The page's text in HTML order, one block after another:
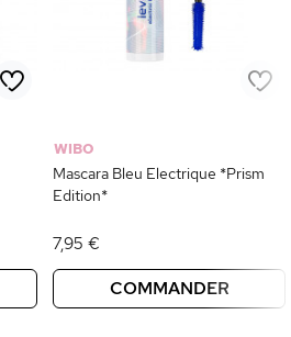
WIBO
Mascara Bleu Electrique *Prism
Edition*
7,95 €
COMMANDER